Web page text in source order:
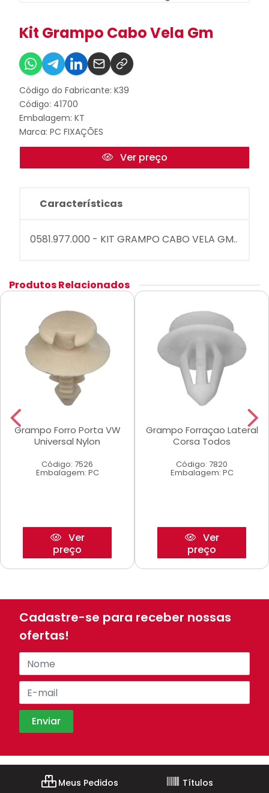
Kit Grampo Cabo Vela Gm
Código do Fabricante: K39
Código: 41700
Embalagem: KT
Marca: PC FIXAÇÕES
Ver preço
Características
0581.977.000 - KIT GRAMPO CABO VELA GM..
Produtos Relacionados
Grampo Forro Porta VW
Universal Nylon
Código: 7526
Embalagem: PC
Ver
preço
Grampo Forraçao Lateral
Corsa Todos
Código: 7820
Embalagem: PC
Ver
preço
Cadastre-se para receber nossas
ofertas!
Meus Pedidos
Títulos